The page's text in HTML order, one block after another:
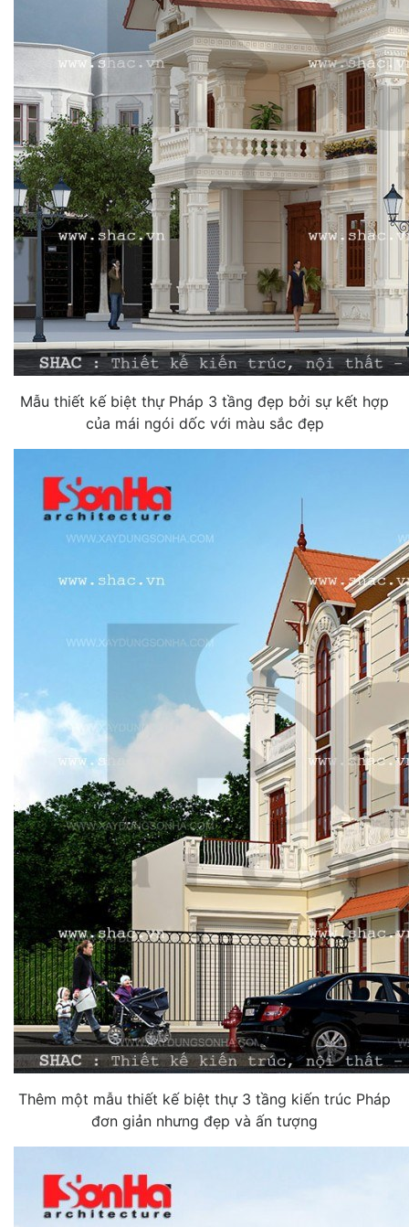
Mẫu thiết kế biệt thự Pháp 3 tầng đẹp bởi sự kết hợp
của mái ngói dốc với màu sắc đẹp
Thêm một mẫu thiết kế biệt thự 3 tầng kiến trúc Pháp
đơn giản nhưng đẹp và ấn tượng